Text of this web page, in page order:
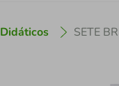
Didáticos SETE
2 cafeteira